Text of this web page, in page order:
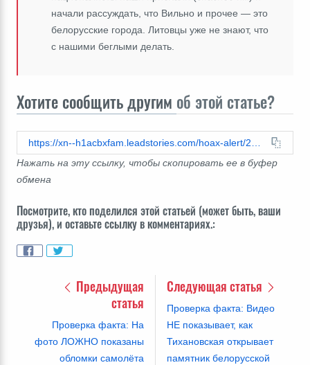
начали рассуждать, что Вильно и прочее ― это
белорусские города. Литовцы уже не знают, что
с нашими беглыми делать.
Хотите сообщить другим об этой статье?
https://xn--h1acbxfam.leadstories.com/hoax-alert/2026/06/проверка-факта-лукашенко-не-высказывал-территориальные-претензии-польше-и-литве.html
Нажать на эту ссылку, чтобы скопировать ее в буфер
обмена
Посмотрите, кто поделился этой статьей (может быть, ваши
друзья), и оставьте ссылку в комментариях.:
Предыдущая
статья
Проверка факта: На
фото ЛОЖНО показаны
обломки самолёта
Следующая статья
Проверка факта: Видео
НЕ показывает, как
Тихановская открывает
памятник белорусской